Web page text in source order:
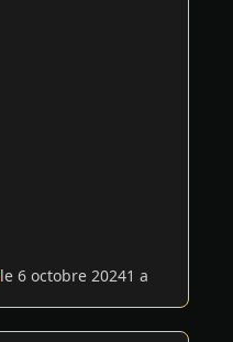
le 6 octobre 20241 a